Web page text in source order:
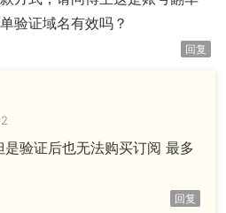
验证域名有效吗？
回复
验证后也无法购买订阅 最多
回复